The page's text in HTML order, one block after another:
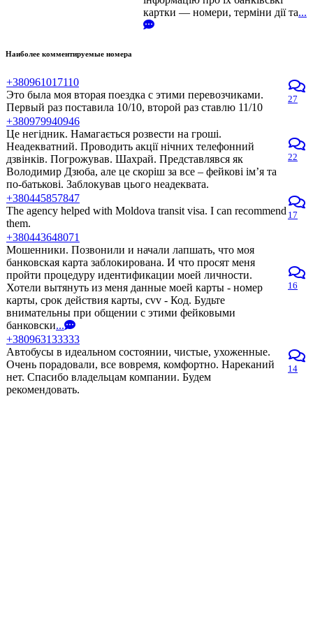
картки — номери, терміни дії та...
Наиболее комментируемые номера
+380961017110
Это была моя вторая поездка с этими перевозчиками.
Первый раз поставила 10/10, второй раз ставлю 11/10
27
+380979940946
Це негідник. Намагається розвести на гроші.
Неадекватний. Проводить акції нічних телефонний
дзвінків. Погрожував. Шахрай. Представлявся як
Володимир Дзюба, але це скоріш за все – фейкові ім’я та
по-батькові. Заблокував цього неадеквата.
22
+380445857847
The agency helped with Moldova transit visa. I can recommend
them.
17
+380443648071
Мошенники. Позвонили и начали лапшать, что моя
банковская карта заблокирована. И что просят меня
пройти процедуру идентификации моей личности.
Хотели вытянуть из меня данные моей карты - номер
карты, срок действия карты, cvv - Код. Будьте
внимательны при общении с этими фейковыми
банковски...
16
+380963133333
Автобусы в идеальном состоянии, чистые, ухоженные.
Очень порадовали, все вовремя, комфортно. Нареканий
нет. Спасибо владельцам компании. Будем
рекомендовать.
14